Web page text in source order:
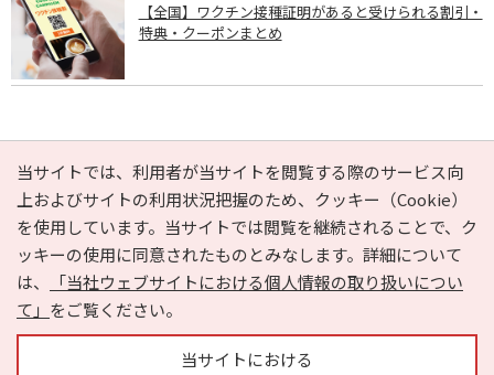
【全国】ワクチン接種証明があると受けられる割引・
特典・クーポンまとめ
PAGE TOP
当サイトでは、利用者が当サイトを閲覧する際のサービス向
上およびサイトの利用状況把握のため、クッキー（Cookie）
を使用しています。当サイトでは閲覧を継続されることで、ク
ッキーの使用に同意されたものとみなします。詳細について
は、
「当社ウェブサイトにおける個人情報の取り扱いについ
て」 をご覧ください。
当サイトにおける
e-NAVITA（イーナビタ）とは？ お気に入り
ヘルプ
利用規約
個人情報の取り扱いについて
運営会社
サイトマップ
広告掲載に関するお問い合わせ